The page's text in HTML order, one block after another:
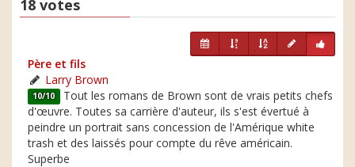
18 votes
Père et fils
Larry Brown
10/10 Tout les romans de Brown sont de vrais petits chefs
d'œuvre. Toutes sa carrière d'auteur, ils s'est évertué à
peindre un portrait sans concession de l'Amérique white
trash et des laissés pour compte du rêve américain.
Superbe